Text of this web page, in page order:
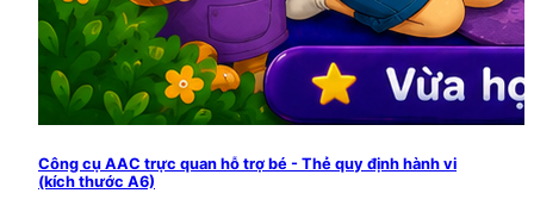
Công cụ AAC trực quan hỗ trợ bé - Thẻ quy định hành vi
(kích thước A6)